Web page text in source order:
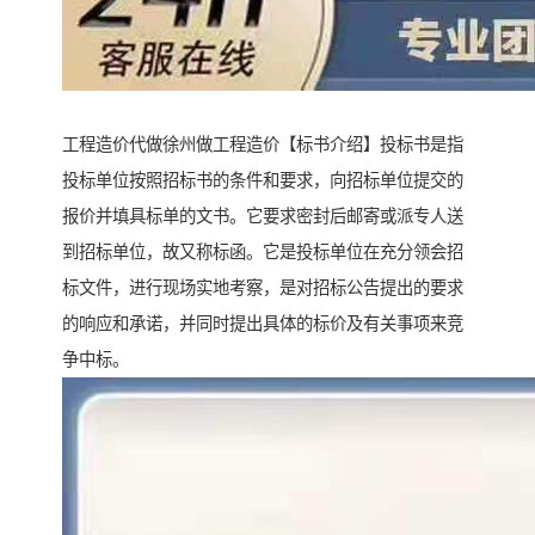
工程造价代做徐州做工程造价【标书介绍】投标书是指
投标单位按照招标书的条件和要求，向招标单位提交的
报价并填具标单的文书。它要求密封后邮寄或派专人送
到招标单位，故又称标函。它是投标单位在充分领会招
标文件，进行现场实地考察，是对招标公告提出的要求
的响应和承诺，并同时提出具体的标价及有关事项来竞
争中标。